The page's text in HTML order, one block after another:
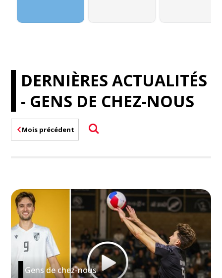
DERNIÈRES ACTUALITÉS
- GENS DE CHEZ-NOUS
Mois précédent
Gens de chez-nous